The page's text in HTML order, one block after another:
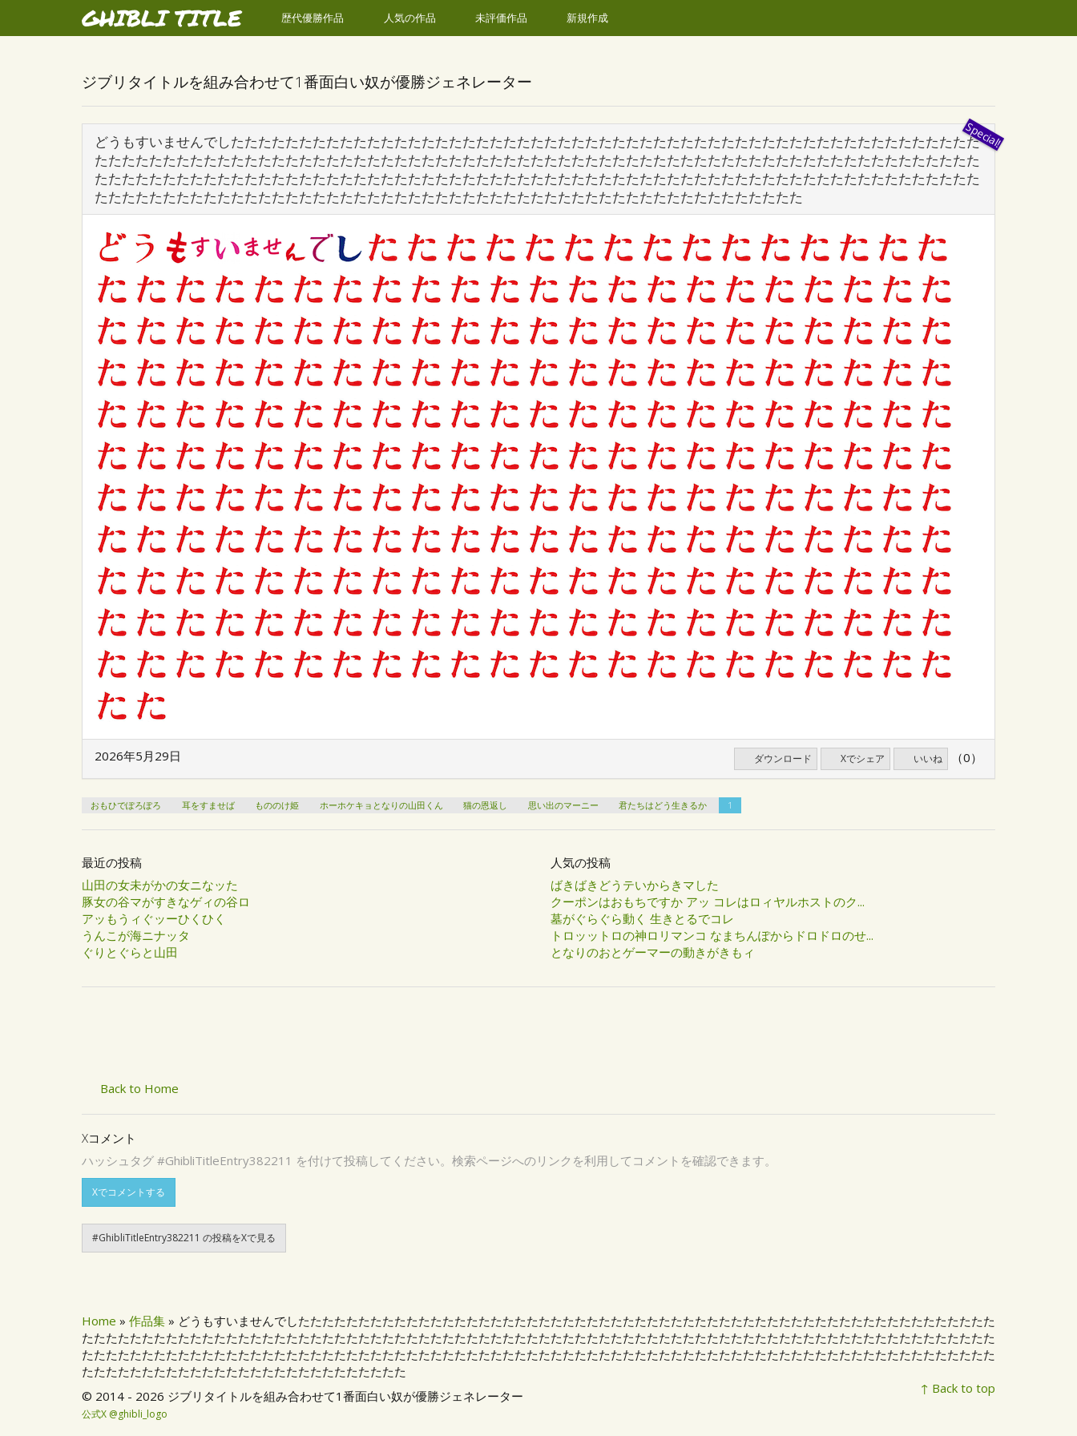
GHIBLI TITLE 歴代優勝作品 人気の作品 未評価作品 新規作成
ジブリタイトルを組み合わせて1番面白い奴が優勝ジェネレーター
どうもすいませんでしたたたたたたたたたたたたたたたたたたたたたたたたたたたたたたたたたたたたたたたたたたたたたたたたたたたたたたた
たたたたたたたたたたたたたたたたたたたたたたたたたたたたたたたたたたたたたたたたたたたたたたたたたたたたたたたたたたたたたたたたた
たたたたたたたたたたたたたたたたたたたたたたたたたたたたたたたたたたたたたたたたたたたたたたたたたたたたたたたたたたたたたたたたた
たたたたたたたたたたたたたたたたたたたたたたたたたたたたたたたたたたたたたたたたたたたたたたたたたたたた
2026年5月29日 ダウンロード Xでシェア いいね （0）
おもひでぽろぽろ 耳をすませば もののけ姫 ホーホケキョとなりの山田くん 猫の恩返し 思い出のマーニー 君たちはどう生きるか 1
最近の投稿
山田の女未がかの女ニなッた
豚女の谷マがすきなゲィの谷ロ
アッもうィぐッーひくひく
うんこが海ニナッタ
ぐりとぐらと山田
人気の投稿
ばきばきどうテいからきマした
クーポンはおもちですか アッ コレはロィヤルホストのク...
墓がぐらぐら動く 生きとるでコレ
トロッットロの神ロリマンコ なまちんぽからドロドロのせ...
となりのおとゲーマーの動きがきもィ
Back to Home
Xコメント
ハッシュタグ #GhibliTitleEntry382211 を付けて投稿してください。検索ページへのリンクを利用してコメントを確認できます。
Xでコメントする
#GhibliTitleEntry382211 の投稿をXで見る
Home » 作品集 » どうもすいませんでしたたたたたたたたたたたたたたたたたたたたたたたたたたたたたたたたたたたたたたたたたたたたたたたたたたたたたたたたたた
たたたたたたたたたたたたたたたたたたたたたたたたたたたたたたたたたたたたたたたたたたたたたたたたたたたたたたたたたたたたたたたたたたたたたたたたたたたた
たたたたたたたたたたたたたたたたたたたたたたたたたたたたたたたたたたたたたたたたたたたたたたたたたたたたたたたたたたたたたたたたたたたたたたたたたたたた
たたたたたたたたたたたたたたたたたたたたたたたたたたた
↑ Back to top
© 2014 - 2026 ジブリタイトルを組み合わせて1番面白い奴が優勝ジェネレーター
公式X @ghibli_logo